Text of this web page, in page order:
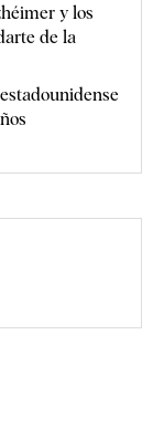
y los
de la